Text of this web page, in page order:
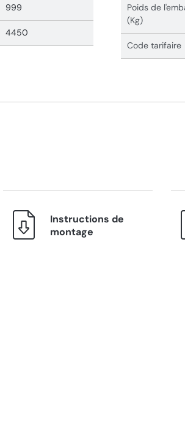
999
4450
Poids de
(Kg)
Code tarifaire
Instructions de
montage